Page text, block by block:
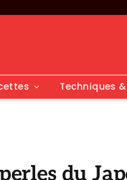
Techniques
du